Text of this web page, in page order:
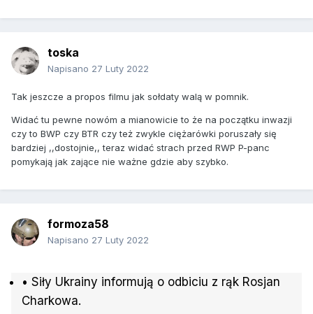
toska
Napisano 27 Luty 2022
Tak jeszcze a propos filmu jak sołdaty walą w pomnik.
Widać tu pewne nowóm a mianowicie to że na początku inwazji
czy to BWP czy BTR czy też zwykle ciężarówki poruszały się
bardziej ,,dostojnie,, teraz widać strach przed RWP P-panc
pomykają jak zające nie ważne gdzie aby szybko.
formoza58
Napisano 27 Luty 2022
• Siły Ukrainy informują o odbiciu z rąk Rosjan
Charkowa.